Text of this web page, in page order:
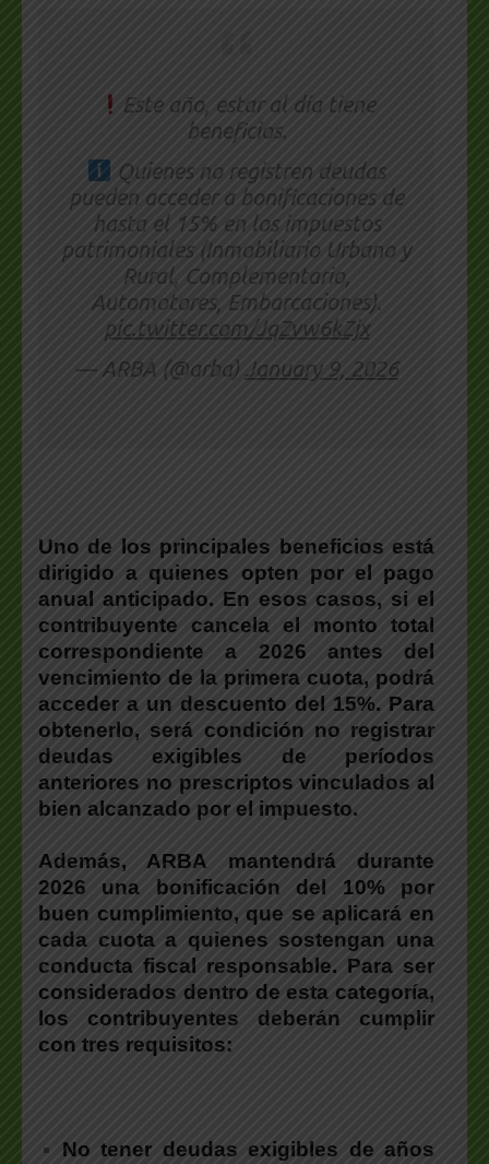
Este año, estar al día tiene
beneficios.
Quienes no registren deudas
pueden acceder a bonificaciones de
hasta el 15% en los impuestos
patrimoniales (Inmobiliario Urbano y
Rural, Complementario,
Automotores, Embarcaciones).
pic.twitter.com/JqZvw6kZjx
— ARBA (@arba) January 9, 2026
Uno de los principales beneficios está
dirigido a quienes opten por el pago
anual anticipado. En esos casos, si el
contribuyente cancela el monto total
correspondiente a 2026 antes del
vencimiento de la primera cuota, podrá
acceder a un descuento del 15%. Para
obtenerlo, será condición no registrar
deudas exigibles de períodos
anteriores no prescriptos vinculados al
bien alcanzado por el impuesto.
Además, ARBA mantendrá durante
2026 una bonificación del 10% por
buen cumplimiento, que se aplicará en
cada cuota a quienes sostengan una
conducta fiscal responsable. Para ser
considerados dentro de esta categoría,
los contribuyentes deberán cumplir
con tres requisitos:
No tener deudas exigibles de años